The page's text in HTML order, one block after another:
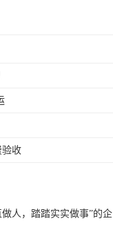
验收
人，踏踏实实做事”的企